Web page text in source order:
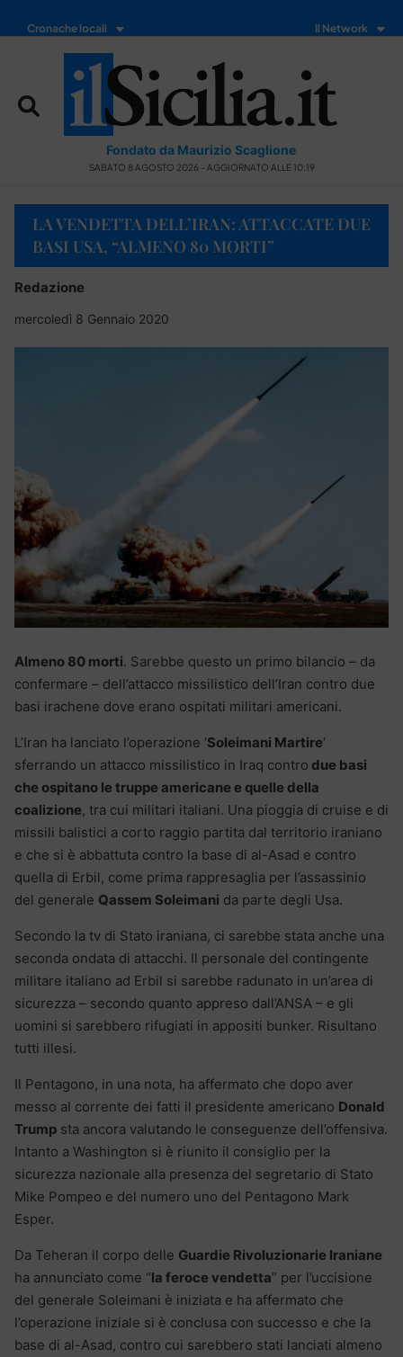
Cronache locali Il Network
Fondato da Maurizio Scaglione
SABATO 8 AGOSTO 2026 - AGGIORNATO ALLE 10:19
LA VENDETTA DELL’IRAN: ATTACCATE DUE
BASI USA, “ALMENO 80 MORTI”
Redazione
mercoledì 8 Gennaio 2020
Almeno 80 morti. Sarebbe questo un primo bilancio – da
confermare – dell’attacco missilistico dell’Iran contro due
basi irachene dove erano ospitati militari americani.
L’Iran ha lanciato l’operazione ‘Soleimani Martire‘
sferrando un attacco missilistico in Iraq contro due basi
che ospitano le truppe americane e quelle della
coalizione, tra cui militari italiani. Una pioggia di cruise e di
missili balistici a corto raggio partita dal territorio iraniano
e che si è abbattuta contro la base di al-Asad e contro
quella di Erbil, come prima rappresaglia per l’assassinio
del generale Qassem Soleimani da parte degli Usa.
Secondo la tv di Stato iraniana, ci sarebbe stata anche una
seconda ondata di attacchi. Il personale del contingente
militare italiano ad Erbil si sarebbe radunato in un’area di
sicurezza – secondo quanto appreso dall’ANSA – e gli
uomini si sarebbero rifugiati in appositi bunker. Risultano
tutti illesi.
Il Pentagono, in una nota, ha affermato che dopo aver
messo al corrente dei fatti il presidente americano Donald
Trump sta ancora valutando le conseguenze dell’offensiva.
Intanto a Washington si è riunito il consiglio per la
sicurezza nazionale alla presenza del segretario di Stato
Mike Pompeo e del numero uno del Pentagono Mark
Esper.
Da Teheran il corpo delle Guardie Rivoluzionarie Iraniane
ha annunciato come “la feroce vendetta” per l’uccisione
del generale Soleimani è iniziata e ha affermato che
l’operazione iniziale si è conclusa con successo e che la
base di al-Asad, contro cui sarebbero stati lanciati almeno